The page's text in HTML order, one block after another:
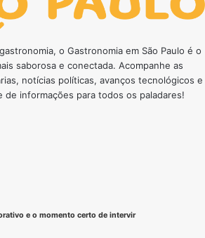
o Gastronomia em São Paulo é o
saborosa e conectada. Acompanhe as
notícias políticas, avanços tecnológicos e
de informações para todos os paladares!
e o momento certo de intervir